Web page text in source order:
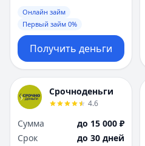
Онлайн займ
Первый займ 0%
Получить деньги
Срочноденьги
4.6
Сумма
до 15 000 ₽
Срок
до 30 дней